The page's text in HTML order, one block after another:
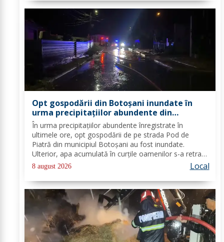
Opt gospodării din Botoșani inundate în
urma precipitațiilor abundente din
ultimele ore
În urma precipitațiilor abundente înregistrate în
ultimele ore, opt gospodării de pe strada Pod de
Piatră din municipiul Botoșani au fost inundate.
Ulterior, apa acumulată în curțile oamenilor s-a retras
pe carosabil. Pentru evacuarea apei, pompierii militari
din cadrul Detașamentului Botoșani au...
8 august 2026 Local